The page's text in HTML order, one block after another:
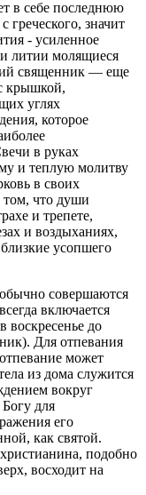
в себе последнюю
греческого, значит
- усиленное
литии молящиеся
священник — еще
крышкой,
углях
которое
в руках
и теплую молитву
в своих
том, что души
и трепете,
и воздыханиях,
усопшего
совершаются
включается
воскресенье до
Для отпевания
может
из дома служится
вокруг
для
его
как святой.
подобно
восходит на